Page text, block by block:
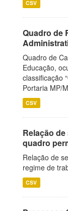
CSV
Quadro de
Quadro de
Educação,
classificação
Portaria MP/
CSV
Relação
quadro
Relação de
regime de
CSV